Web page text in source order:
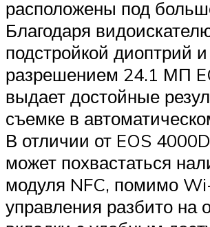
расположены под
Благодаря
подстройкой диоптрий
разрешением 24.1 МП
выдает достойные
съемке в
В отличии от EOS
может похвастаться
модуля NFC, помимо
управления разбито на